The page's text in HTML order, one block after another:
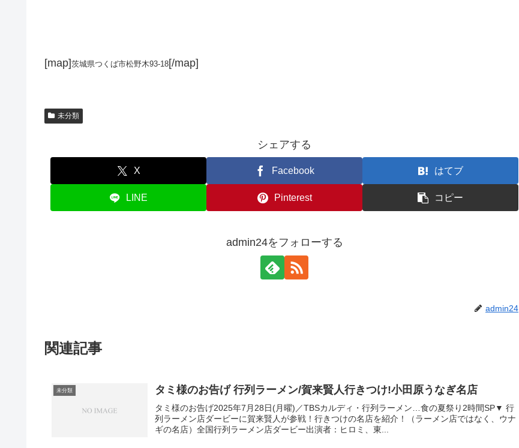
[map]茨城県つくば市松野木93-18[/map]
未分類
シェアする
X Facebook はてブ
LINE Pinterest コピー
admin24をフォローする
admin24
関連記事
未分類 タミ様のお告げ 行列ラーメン/賀来賢人行きつけ!小田原うなぎ名店
タミ様のお告げ2025年7月28日(月曜)／TBSカルディ・行列ラーメン…食の夏祭り2時間SP▼ 行
列ラーメン店ダービーに賀来賢人が参戦！行きつけの名店を紹介！（ラーメン店ではなく、ウナ
ギの名店）全国行列ラーメン店ダービー出演者：ヒロミ、東...